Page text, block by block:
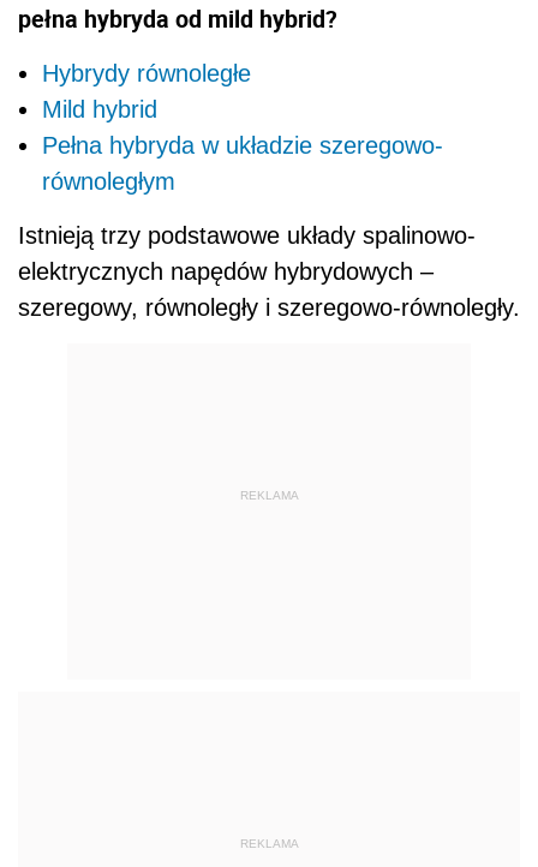
pełna hybryda od mild hybrid?
Hybrydy równoległe
Mild hybrid
Pełna hybryda w układzie szeregowo-
równoległym
Istnieją trzy podstawowe układy spalinowo-
elektrycznych napędów hybrydowych –
szeregowy, równoległy i szeregowo-równoległy.
REKLAMA
REKLAMA